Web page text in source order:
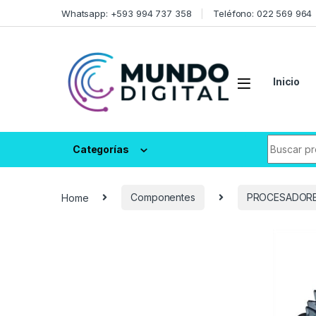
Whatsapp: +593 994 737 358 Teléfono: 022 569 964
Inicio
Categorías
Home Componentes